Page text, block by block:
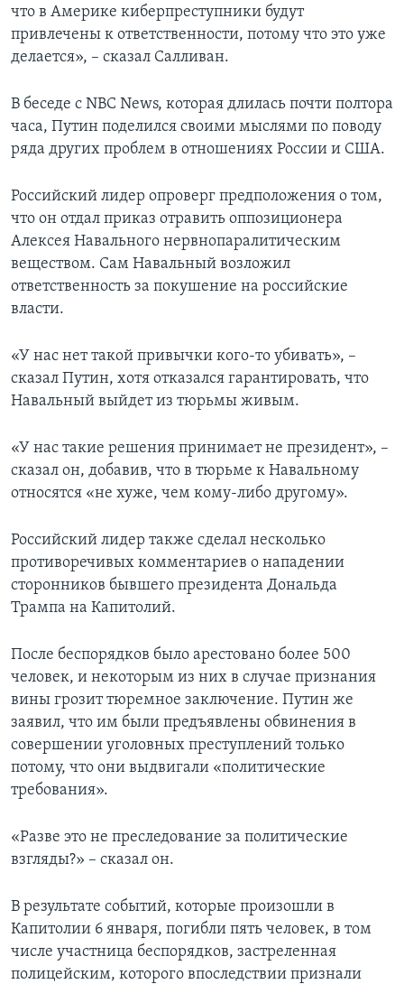
что в Америке киберпреступники будут
привлечены к ответственности, потому что это уже
делается», – сказал Салливан.
В беседе с NBC News, которая длилась почти полтора
часа, Путин поделился своими мыслями по поводу
ряда других проблем в отношениях России и США.
Российский лидер опроверг предположения о том,
что он отдал приказ отравить оппозиционера
Алексея Навального нервнопаралитическим
веществом. Сам Навальный возложил
ответственность за покушение на российские
власти.
«У нас нет такой привычки кого-то убивать», –
сказал Путин, хотя отказался гарантировать, что
Навальный выйдет из тюрьмы живым.
«У нас такие решения принимает не президент», –
сказал он, добавив, что в тюрьме к Навальному
относятся «не хуже, чем кому-либо другому».
Российский лидер также сделал несколько
противоречивых комментариев о нападении
сторонников бывшего президента Дональда
Трампа на Капитолий.
После беспорядков было арестовано более 500
человек, и некоторым из них в случае признания
вины грозит тюремное заключение. Путин же
заявил, что им были предъявлены обвинения в
совершении уголовных преступлений только
потому, что они выдвигали «политические
требования».
«Разве это не преследование за политические
взгляды?» – сказал он.
В результате событий, которые произошли в
Капитолии 6 января, погибли пять человек, в том
числе участница беспорядков, застреленная
полицейским, которого впоследствии признали